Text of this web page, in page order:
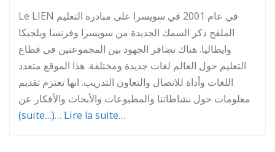
Le LIEN في عام 2001 في سويسرا على مبادرة التعليم
الملقح ذكر السمك الجديدة من سويسرا وفرنسا وبلجيكا
وايطاليا. هناك تضافر الجهود بين المجموعتين في قطاع
التعليم حول العالم لغات جديدة ومختلفة. هذا الموقع متعدد
اللغات وأداة للاتصال والتعاون التدريب. انها تعتزم تقديم
معلومات حول نشاطاتنا والمطبوعات والأبحاث والأفكار عن
(suite…)… Lire la suite…